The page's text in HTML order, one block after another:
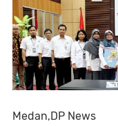
Medan,DP News